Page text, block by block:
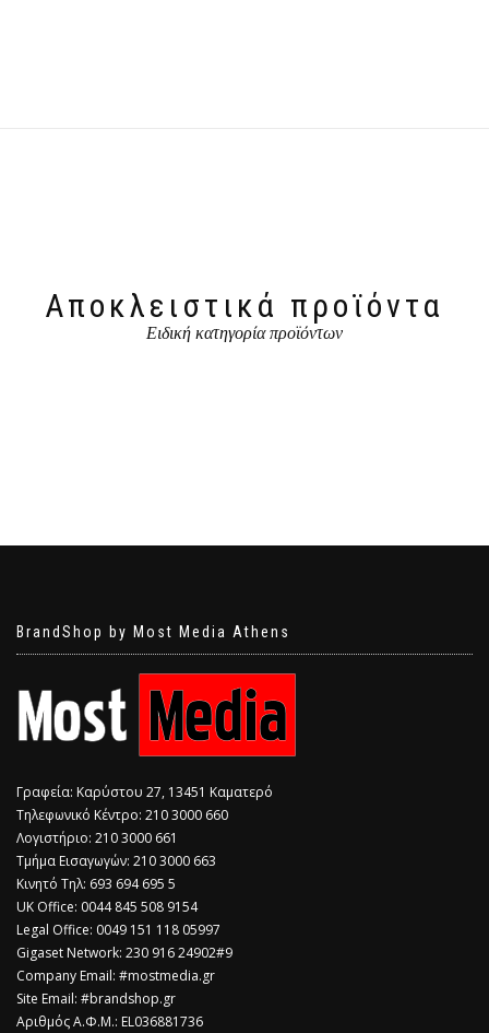
Αποκλειστικά προϊόντα
Ειδική κατηγορία προϊόντων
BrandShop by Most Media Athens
Γραφεία: Καρύστου 27, 13451 Καματερό
Τηλεφωνικό Κέντρο: 210 3000 660
Λογιστήριο: 210 3000 661
Τμήμα Εισαγωγών: 210 3000 663
Κινητό Τηλ: 693 694 695 5
​UK Office: 0044 845 508 9154
Legal Office: 0049 151 118 05997
Gigaset Network: 230 916 24902#9
Company Email: #mostmedia.gr
Site Email: #brandshop.gr
Αριθμός Α.Φ.Μ.: EL036881736